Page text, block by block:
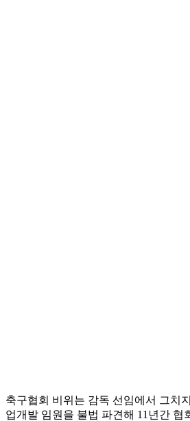
축구협회 비위는 감독 선임에서 그치
업개발 임원을 불법 파견해 11년간 협